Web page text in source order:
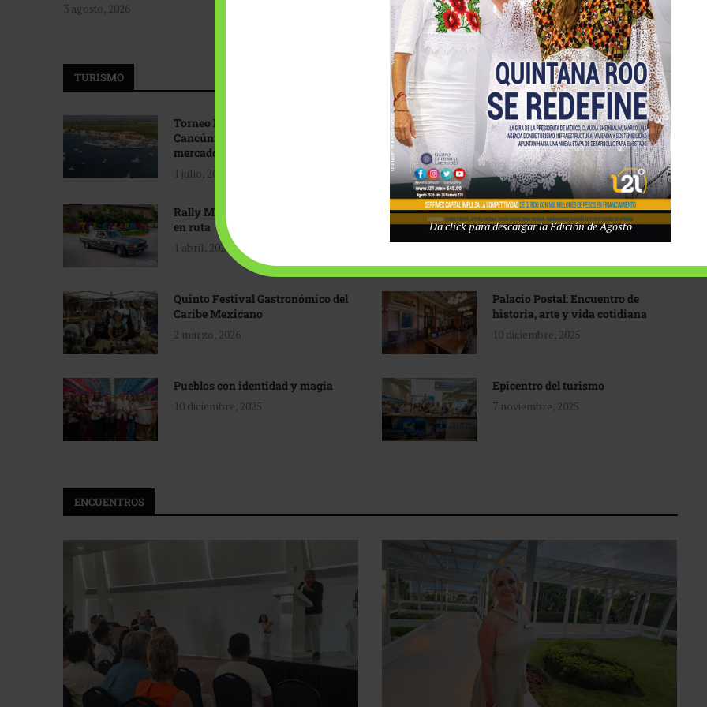
3 agosto, 2026 Tecnológico de Monterrey
3 agosto, 2026
TURISMO
Torneo Internacional de Pesca
Cancún: Navegando hacia nuevos
mercados
1 julio, 2026
Promoción turística con visión
1 abril, 2026
Rally Maya: Herencia automotriz
en ruta
1 abril, 2026
Industria global en
reconfiguración
31 marzo, 2026
Quinto Festival Gastronómico del
Caribe Mexicano
2 marzo, 2026
Palacio Postal: Encuentro de
historia, arte y vida cotidiana
10 diciembre, 2025
Pueblos con identidad y magia
10 diciembre, 2025
Epicentro del turismo
7 noviembre, 2025
ENCUENTROS
Da click para descargar la Edición de Agosto